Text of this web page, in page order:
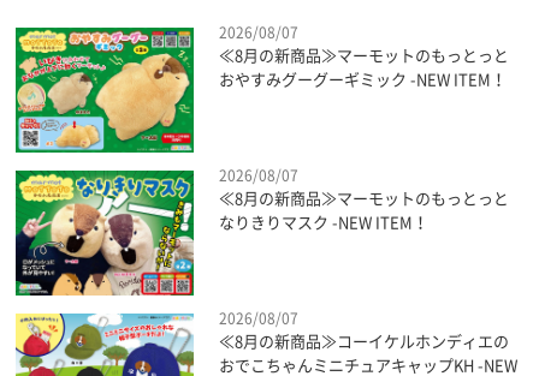
2026/08/07
≪8月の新商品≫マーモットのもっとっと
おやすみグーグーギミック -NEW ITEM！
2026/08/07
≪8月の新商品≫マーモットのもっとっと
なりきりマスク -NEW ITEM！
2026/08/07
≪8月の新商品≫コーイケルホンディエの
おでこちゃんミニチュアキャップKH -NEW